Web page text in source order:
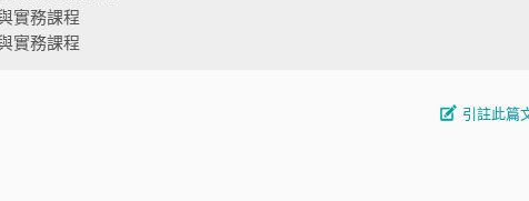
實務課程
實務課程
引註此篇